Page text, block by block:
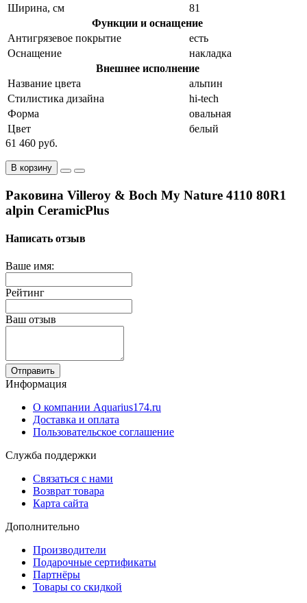
Ширина, см
81
Функции и оснащение
Антигрязевое покрытие
есть
Оснащение
накладка
Внешнее исполнение
Название цвета
альпин
Стилистика дизайна
hi-tech
Форма
овальная
Цвет
белый
61 460 руб.
В корзину
Раковина Villeroy & Boch My Nature 4110 80R1
alpin CeramicPlus
Написать отзыв
Ваше имя:
Рейтинг
Ваш отзыв
Отправить
Информация
О компании Aquarius174.ru
Доставка и оплата
Пользовательское соглашение
Служба поддержки
Связаться с нами
Возврат товара
Карта сайта
Дополнительно
Производители
Подарочные сертификаты
Партнёры
Товары со скидкой